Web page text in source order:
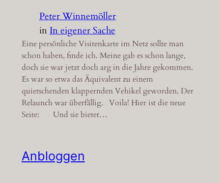
Peter Winnemöller
inIn eigener Sache
Eine persönliche Visitenkarte im Netz sollte man
schon haben, finde ich. Meine gab es schon lange,
doch sie war jetzt doch arg in die Jahre gekommen.
Es war so etwa das Äquivalent zu einem
quietschenden klappernden Vehikel geworden. Der
Relaunch war überfällig. Voila! Hier ist die neue
Seite: Und sie bietet…
Anbloggen